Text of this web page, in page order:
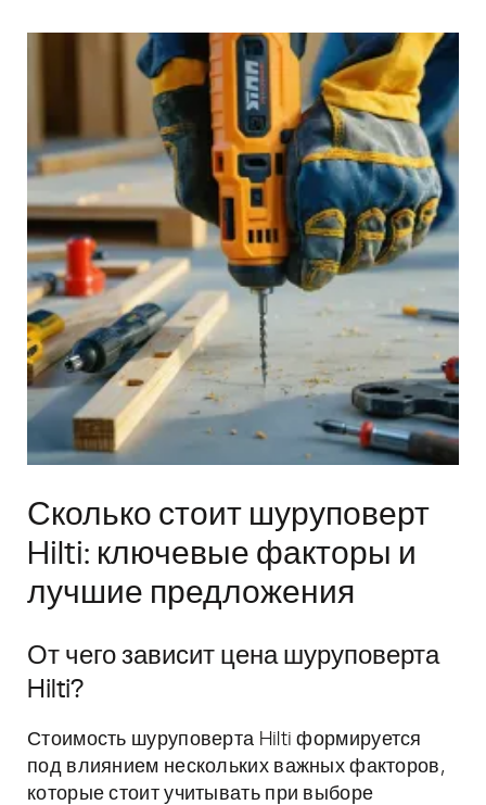
Сколько стоит шуруповерт
Hilti: ключевые факторы и
лучшие предложения
От чего зависит цена шуруповерта
Hilti?
Стоимость шуруповерта Hilti формируется
под влиянием нескольких важных факторов,
которые стоит учитывать при выборе